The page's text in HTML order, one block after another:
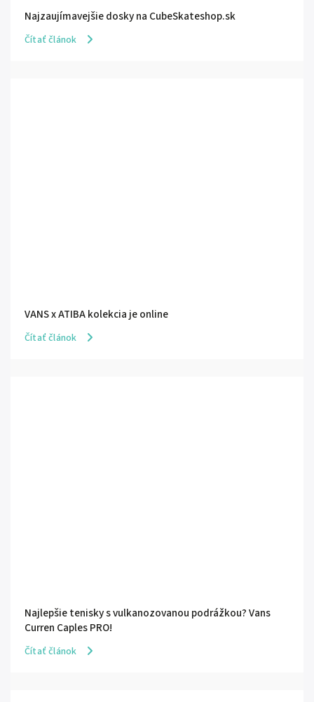
Najzaujímavejšie dosky na CubeSkateshop.sk
Čítať článok
VANS x ATIBA kolekcia je online
Čítať článok
Najlepšie tenisky s vulkanozovanou podrážkou? Vans
Curren Caples PRO!
Čítať článok